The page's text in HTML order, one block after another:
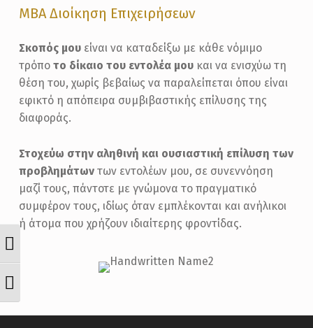
ΕΝΑΛΛΑΓΉ ΥΨΗΛΉΣ ΑΝΤΊΘΕΣΗΣ
ΕΝΑΛΛΑΓΉ ΜΕΓΈΘΟΥΣ
MBA Διοίκηση Επιχειρήσεων
Σκοπός μουείναι να καταδείξω με κάθε νόμιμο
τρόπο το δίκαιο του εντολέα μουκαι να ενισχύω τη
θέση του, χωρίς βεβαίως να παραλείπεται όπου είναι
εφικτό η απόπειρα συμβιβαστικής επίλυσης της
διαφοράς.
Στοχεύω στην αληθινή και ουσιαστική επίλυση των
προβλημάτωντων εντολέων μου, σε συνεννόηση
μαζί τους, πάντοτε με γνώμονα το πραγματικό
συμφέρον τους, ιδίως όταν εμπλέκονται και ανήλικοι
ή άτομα που χρήζουν ιδιαίτερης φροντίδας.
Skip back to main navigation